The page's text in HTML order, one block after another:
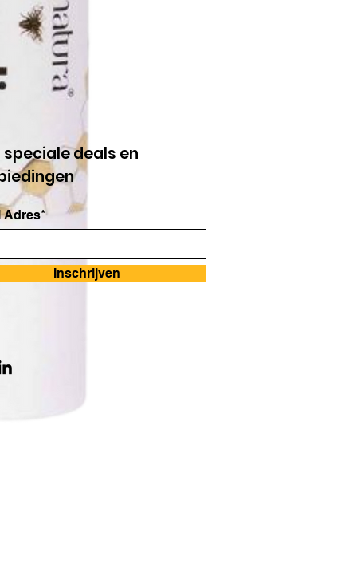
speciale deals en
Adres*
Inschrijven